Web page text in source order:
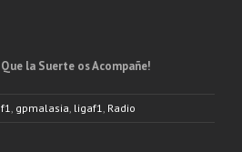
Que la Suerte os Acompañe!
f1, gpmalasia, ligaf1, Radio